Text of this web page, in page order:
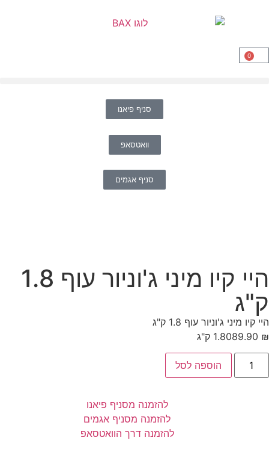
0
סניף פיאנו
וואטסאפ
סניף אגמים
היי קיו מיני ג'וניור עוף 1.8
ק"ג
היי קיו מיני ג'וניור עוף 1.8 ק"ג
89.90 ₪ 1.80 ק"ג
הוספה לסל
להזמנה מסניף פיאנו
להזמנה מסניף אגמים
להזמנה דרך הוואטסאפ